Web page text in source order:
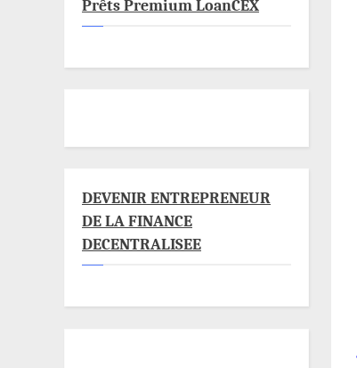
Prêts Premium LoanCEX
DEVENIR ENTREPRENEUR
DE LA FINANCE
DECENTRALISEE